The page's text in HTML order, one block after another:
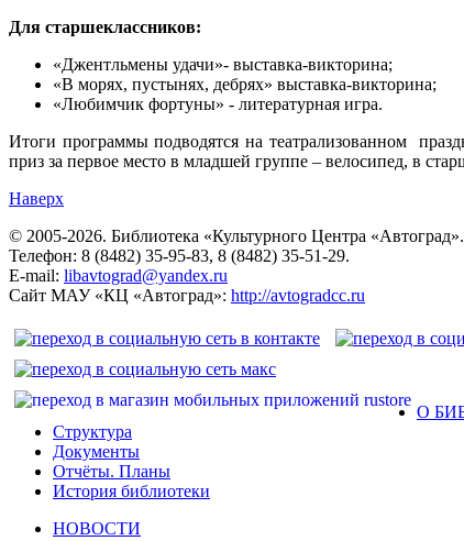
Для старшеклассников:
«Джентльмены удачи»- выставка-викторина;
«В морях, пустынях, дебрях» выставка-викторина;
«Любимчик фортуны» - литературная игра.
Итоги программы подводятся на театрализованном
приз за первое место в младшей группе – велосипед, в
Наверх
© 2005-2026. Библиотека «Культурного Центра
Телефон: 8 (8482) 35-95-83, 8 (8482) 35-51-29.
E-mail: libavtograd@yandex.ru
Сайт МАУ «КЦ «Автоград»: http://avtogradcc.ru
О
Структура
Документы
Отчёты. Планы
История библиотеки
НОВОСТИ